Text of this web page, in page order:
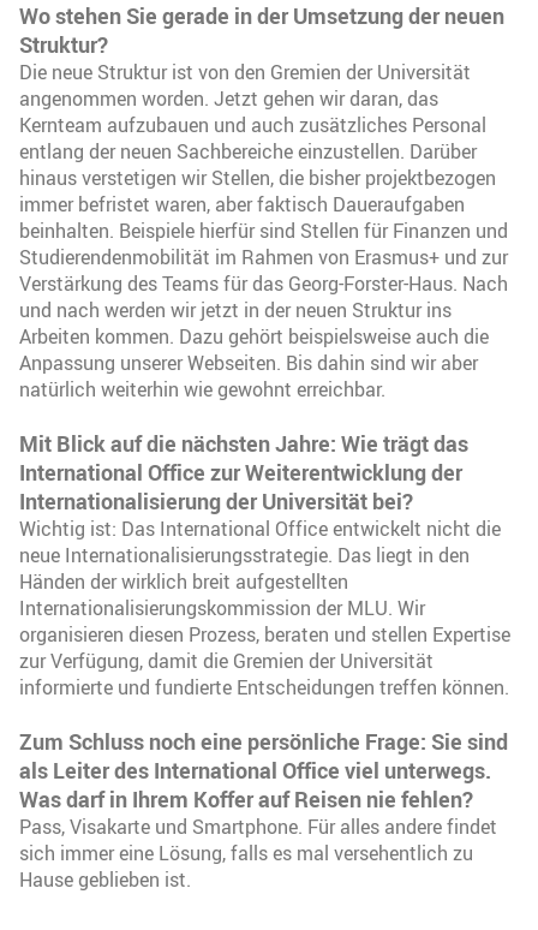
Wo stehen Sie gerade in der Umsetzung der neuen
Struktur?
Die neue Struktur ist von den Gremien der Universität
angenommen worden. Jetzt gehen wir daran, das
Kernteam aufzubauen und auch zusätzliches Personal
entlang der neuen Sachbereiche einzustellen. Darüber
hinaus verstetigen wir Stellen, die bisher projektbezogen
immer befristet waren, aber faktisch Daueraufgaben
beinhalten. Beispiele hierfür sind Stellen für Finanzen und
Studierendenmobilität im Rahmen von Erasmus+ und zur
Verstärkung des Teams für das Georg-Forster-Haus. Nach
und nach werden wir jetzt in der neuen Struktur ins
Arbeiten kommen. Dazu gehört beispielsweise auch die
Anpassung unserer Webseiten. Bis dahin sind wir aber
natürlich weiterhin wie gewohnt erreichbar.
Mit Blick auf die nächsten Jahre: Wie trägt das
International Office zur Weiterentwicklung der
Internationalisierung der Universität bei?
Wichtig ist: Das International Office entwickelt nicht die
neue Internationalisierungsstrategie. Das liegt in den
Händen der wirklich breit aufgestellten
Internationalisierungskommission der MLU. Wir
organisieren diesen Prozess, beraten und stellen Expertise
zur Verfügung, damit die Gremien der Universität
informierte und fundierte Entscheidungen treffen können.
Zum Schluss noch eine persönliche Frage: Sie sind
als Leiter des International Office viel unterwegs.
Was darf in Ihrem Koffer auf Reisen nie fehlen?
Pass, Visakarte und Smartphone. Für alles andere findet
sich immer eine Lösung, falls es mal versehentlich zu
Hause geblieben ist.